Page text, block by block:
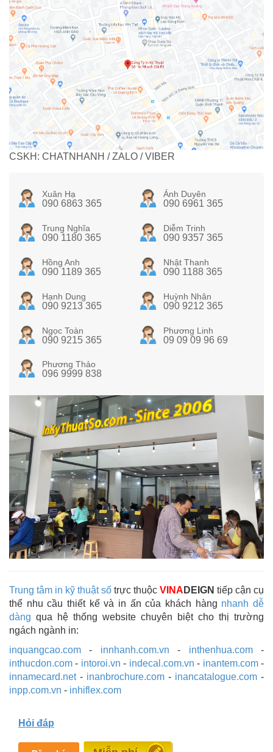
CSKH: CHATNHANH / ZALO / VIBER
Xuân Hạ
090 6863 365
Ánh Duyên
090 6961 365
Trung Nghĩa
090 1180 365
Diễm Trinh
090 9357 365
Hồng Anh
090 1189 365
Nhật Thanh
090 1188 365
Hạnh Dung
090 9213 365
Huỳnh Nhân
090 9212 365
Ngọc Toàn
090 9215 365
Phương Linh
09 09 09 96 69
Phương Thảo
096 9999 838
Trung tâm in kỹ thuật số trực thuộc VINA DEIGN tiếp cận cụ
thể nhu cầu thiết kế và in ấn của khách hàng nhanh dễ
dàng qua hệ thống website chuyên biệt cho thị trường
ngách ngành in:
inquangcao.com - innhanh.com.vn - inthenhua.com-
inthucdon.com - intoroi.vn - indecal.com.vn - inantem.com-
innamecard.net- inanbrochure.com - inancatalogue.com -
inpp.com.vn - inhiflex.com
Hỏi đáp